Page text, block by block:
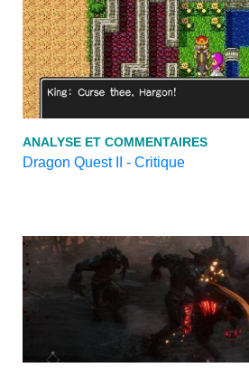
ANALYSE ET COMMENTAIRES
Dragon Quest II - Critique